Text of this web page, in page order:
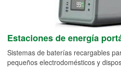
Estaciones de energía
Sistemas de baterías recargables
pequeños electrodomésticos y